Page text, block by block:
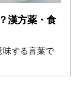
漢方薬・食
味する言葉で